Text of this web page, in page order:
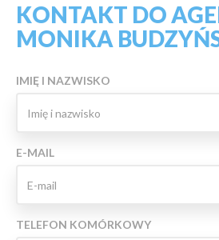
KONTAKT DO
MONIKA
IMIĘ I NAZWISKO
E-MAIL
TELEFON KOMÓRKOWY